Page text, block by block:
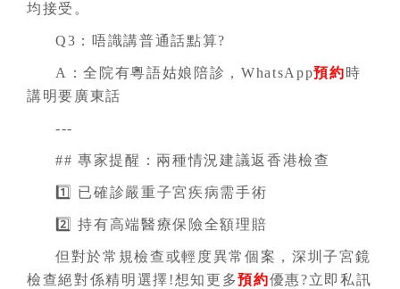
均接受。
Q3：唔識講普通話點算?
A：全院有粵語姑娘陪診，WhatsApp預約時
講明要廣東話
---
## 專家提醒：兩種情況建議返香港檢查
1️⃣ 已確診嚴重子宮疾病需手術
2️⃣ 持有高端醫療保險全額理賠
但對於常規檢查或輕度異常個案，深圳子宮鏡
檢查絕對係精明選擇!想知更多預約優惠?立即私訊